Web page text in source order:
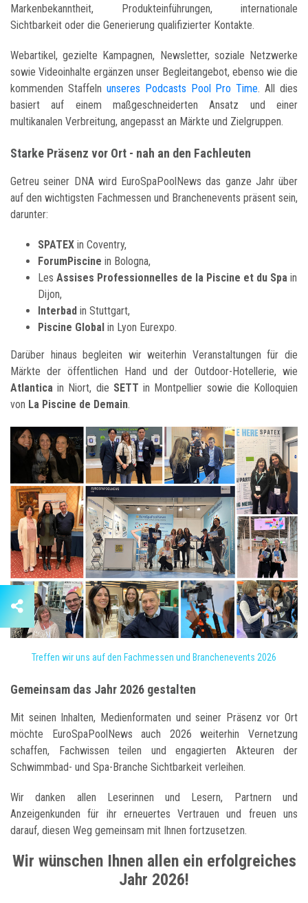
Markenbekanntheit, Produkteinführungen, internationale
Sichtbarkeit oder die Generierung qualifizierter Kontakte.
Webartikel, gezielte Kampagnen, Newsletter, soziale Netzwerke
sowie Videoinhalte ergänzen unser Begleitangebot, ebenso wie die
kommenden Staffeln unseres Podcasts Pool Pro Time. All dies
basiert auf einem maßgeschneiderten Ansatz und einer
multikanalen Verbreitung, angepasst an Märkte und Zielgruppen.
Starke Präsenz vor Ort - nah an den Fachleuten
Getreu seiner DNA wird EuroSpaPoolNews das ganze Jahr über
auf den wichtigsten Fachmessen und Branchenevents präsent sein,
darunter:
SPATEX in Coventry,
ForumPiscine in Bologna,
Les Assises Professionnelles de la Piscine et du Spa in
Dijon,
Interbad in Stuttgart,
Piscine Global in Lyon Eurexpo.
Darüber hinaus begleiten wir weiterhin Veranstaltungen für die
Märkte der öffentlichen Hand und der Outdoor-Hotellerie, wie
Atlanticain Niort, die SETTin Montpellier sowie die Kolloquien
von La Piscine de Demain.
Treffen wir uns auf den Fachmessen und Branchenevents 2026
Gemeinsam das Jahr 2026 gestalten
Mit seinen Inhalten, Medienformaten und seiner Präsenz vor Ort
möchte EuroSpaPoolNews auch 2026 weiterhin Vernetzung
schaffen, Fachwissen teilen und engagierten Akteuren der
Schwimmbad- und Spa-Branche Sichtbarkeit verleihen.
Wir danken allen Leserinnen und Lesern, Partnern und
Anzeigenkunden für ihr erneuertes Vertrauen und freuen uns
darauf, diesen Weg gemeinsam mit Ihnen fortzusetzen.
Wir wünschen Ihnen allen ein erfolgreiches
Jahr 2026!